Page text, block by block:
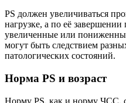
PS должен увеличиваться
нагрузке, а по её
увеличенные или
могут быть следствием
патологических состояний.
Норма PS и возраст
Норму PS, как и норму ЧСС,